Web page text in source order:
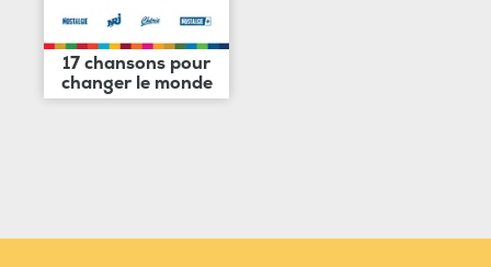
17 chansons pour
changer le monde